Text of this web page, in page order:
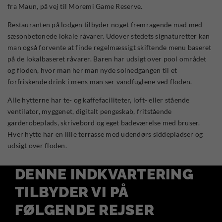
fra Maun, på vej til Moremi Game Reserve.
Restauranten på lodgen tilbyder noget fremragende mad med
sæsonbetonede lokale råvarer. Udover stedets signaturetter kan
man også forvente at finde regelmæssigt skiftende menu baseret
på de lokalbaseret råvarer. Baren har udsigt over pool området
og floden, hvor man her man nyde solnedgangen til et
forfriskende drink i mens man ser vandfuglene ved floden.
Alle hytterne har te- og kaffefaciliteter, loft- eller stående
ventilator, myggenet, digitalt pengeskab, fritstående
garderobeplads, skrivebord og eget badeværelse med bruser.
Hver hytte har en lille terrasse med udendørs siddepladser og
udsigt over floden.
DENNE INDKVARTERING
TILBYDER VI PÅ
FØLGENDE REJSER